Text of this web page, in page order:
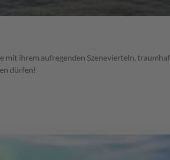
ihrem aufregenden Szenevierteln,
dürfen!